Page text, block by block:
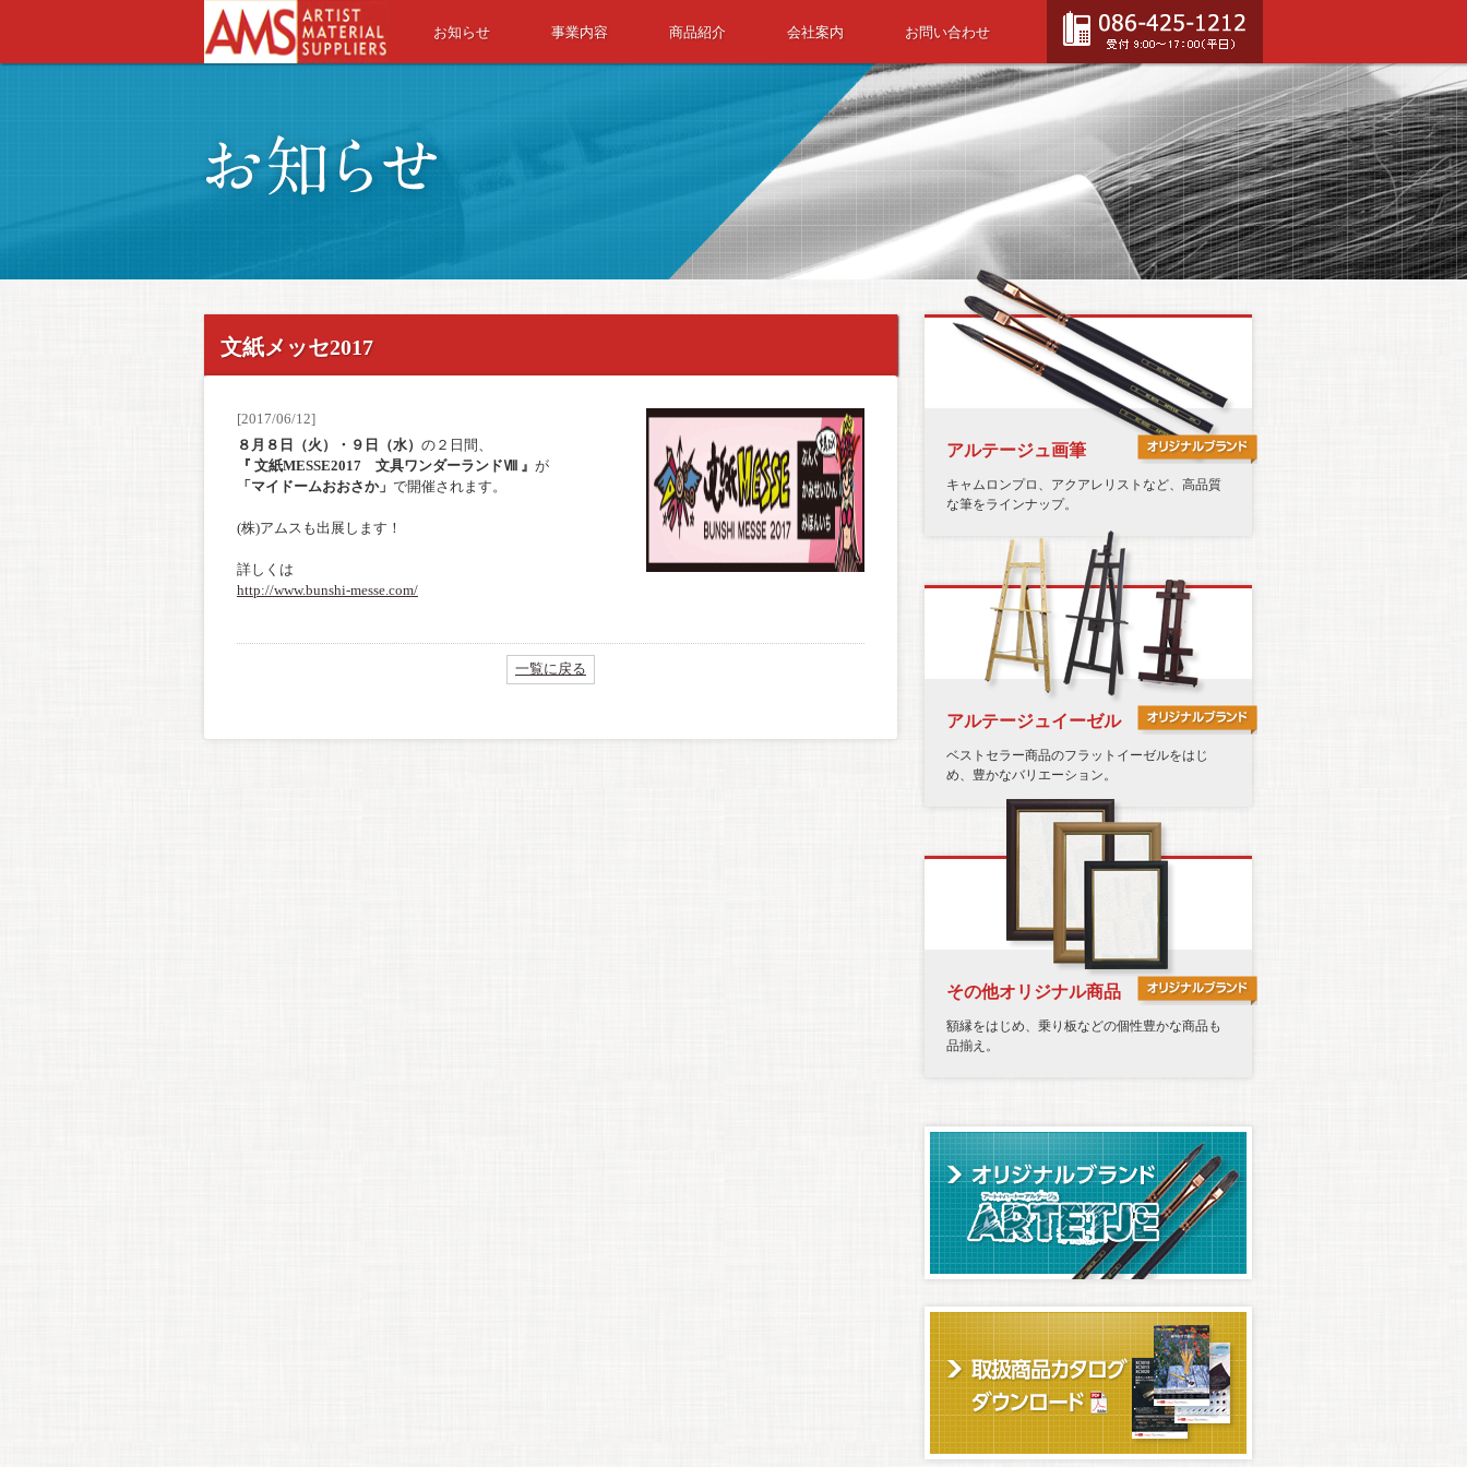
お知らせ 事業内容 商品紹介 会社案内 お問い合わせ
文紙メッセ2017
[2017/06/12]
８月８日（火）・９日（水） の２日間、
『 文紙MESSE2017 文具ワンダーランドⅧ 』 が
「マイドームおおさか」 で開催されます。
(株)アムスも出展します！
詳しくは
http://www.bunshi-messe.com/
一覧に戻る
アルテージュ画筆
キャムロンプロ、アクアレリストなど、高品質
な筆をラインナップ。
アルテージュイーゼル
ベストセラー商品のフラットイーゼルをはじ
め、豊かなバリエーション。
その他オリジナル商品
額縁をはじめ、乗り板などの個性豊かな商品も
品揃え。